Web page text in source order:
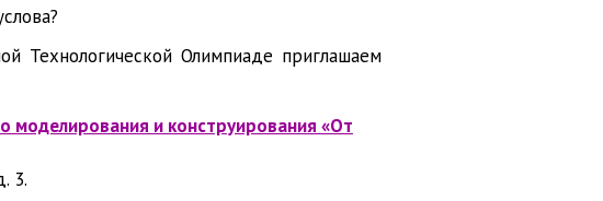
Технологической Олимпиаде приглашаем
моделирования и конструирования «От
3.